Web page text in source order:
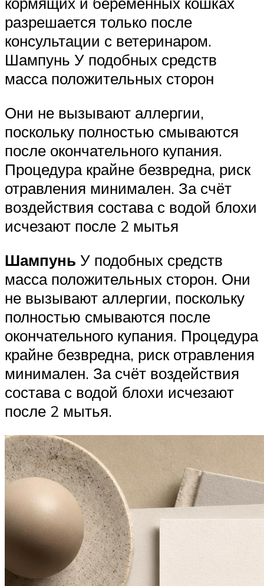
разрешается только после
консультации с ветеринаром.
Шампунь У подобных средств
масса положительных сторон
Они не вызывают аллергии,
поскольку полностью смываются
после окончательного купания.
Процедура крайне безвредна, риск
отравления минимален. За счёт
воздействия состава с водой блохи
исчезают после 2 мытья
Шампунь У подобных средств
масса положительных сторон. Они
не вызывают аллергии, поскольку
полностью смываются после
окончательного купания. Процедура
крайне безвредна, риск отравления
минимален. За счёт воздействия
состава с водой блохи исчезают
после 2 мытья.